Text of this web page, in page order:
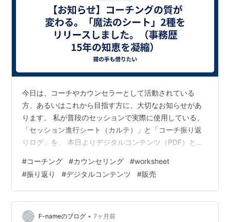
今日は、コーチやカウンセラーとして活動されている
方、あるいはこれから目指す方に、大切なお知らせがあ
ります。 私が普段のセッションで実際に使用している、
「セッション進行シート（カルテ）」と「コーチ振り返
りログ」を、 本日よりデジタルコンテンツ（PDF）とし
たのか？ 私自身、コーチになりたての頃は「メモの取り
方」や「セッションの記録管理」に悩んでいました。 そ
こで、15年以上の事務経験と、コーチとしての実務経験
を掛け合わせ、 「これさえあれば、迷わず質の高いセッ
ションができる」 というフォーマットを自作しました。
#コーチング #カウンセリング #worksheet
#振り返り #デジタルコンテンツ #販売
F-nameのブログ • 7ヶ月前